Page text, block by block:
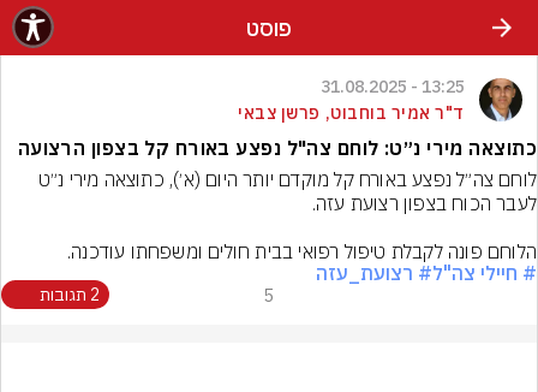
פוסט
13:25 - 31.08.2025
ד"ר אמיר בוחבוט, פרשן צבאי
כתוצאה מירי נ״ט: לוחם צה"ל נפצע באורח קל בצפון הרצועה
הלוחם פונה לקבלת טיפול רפואי בבית חולים ומשפחתו עודכנה.
# חיילי צה"ל# רצועת_עזה
5 2 תגובות